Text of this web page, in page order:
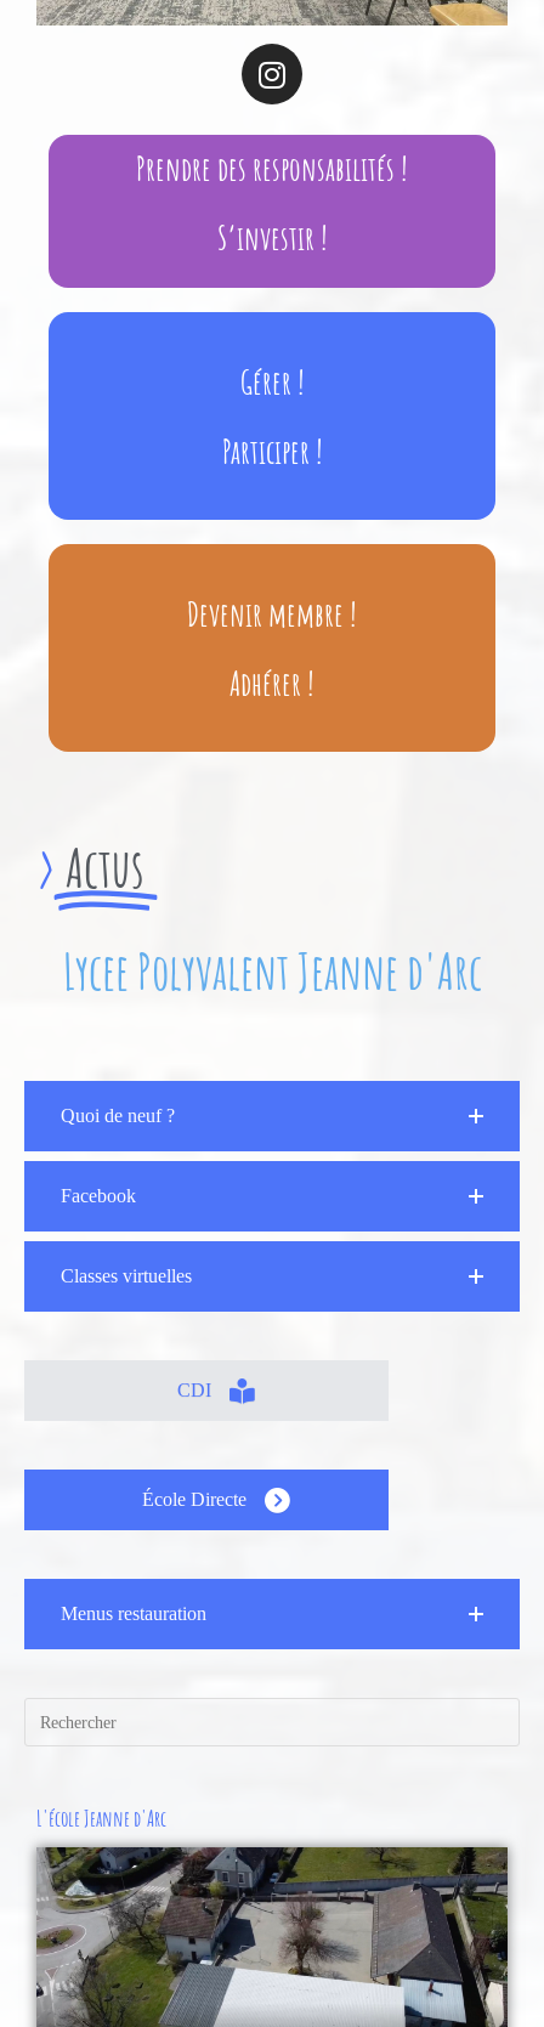
Prendre des responsabilités !
S’investir !
Gérer !
Participer !
Devenir membre !
Adhérer !
> Actus
Lycee Polyvalent Jeanne d'Arc
Quoi de neuf ?
Facebook
Classes virtuelles
CDI
École Directe
Menus restauration
L'école Jeanne d'Arc